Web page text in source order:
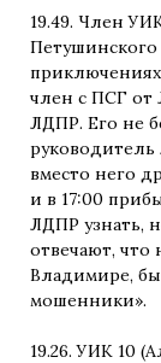
19.49. Член
Петушинского
член с ПСГ от
ЛДПР. Его не
вместо него
и в 17:00
ЛДПР узнать,
отвечают, что
Владимире,
мошенники».
19.26. УИК 10